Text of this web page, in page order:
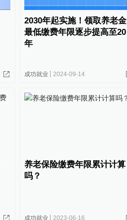
2030年起实施！领取养老金
最低缴费年限逐步提高至20
年
成功就业 2024-09-14
养老保险缴费年限累计计算
吗？
成功就业 2023-06-16